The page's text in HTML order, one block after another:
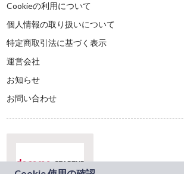
Cookieの利用について
個人情報の取り扱いについて
特定商取引法に基づく表示
運営会社
お知らせ
お問い合わせ